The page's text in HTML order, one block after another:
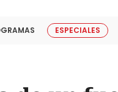
ESPECIALES